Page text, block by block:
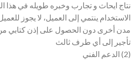
نتاج ايحاث و تجارب وخبره طويله في هذا
الاستخدام ينتمي إلى العميل، لا يجوز
مدن أخرى دون الحصول على إذن كتابي من
تأجير إلى أي طرف ثالث
(2) الدعم الفني